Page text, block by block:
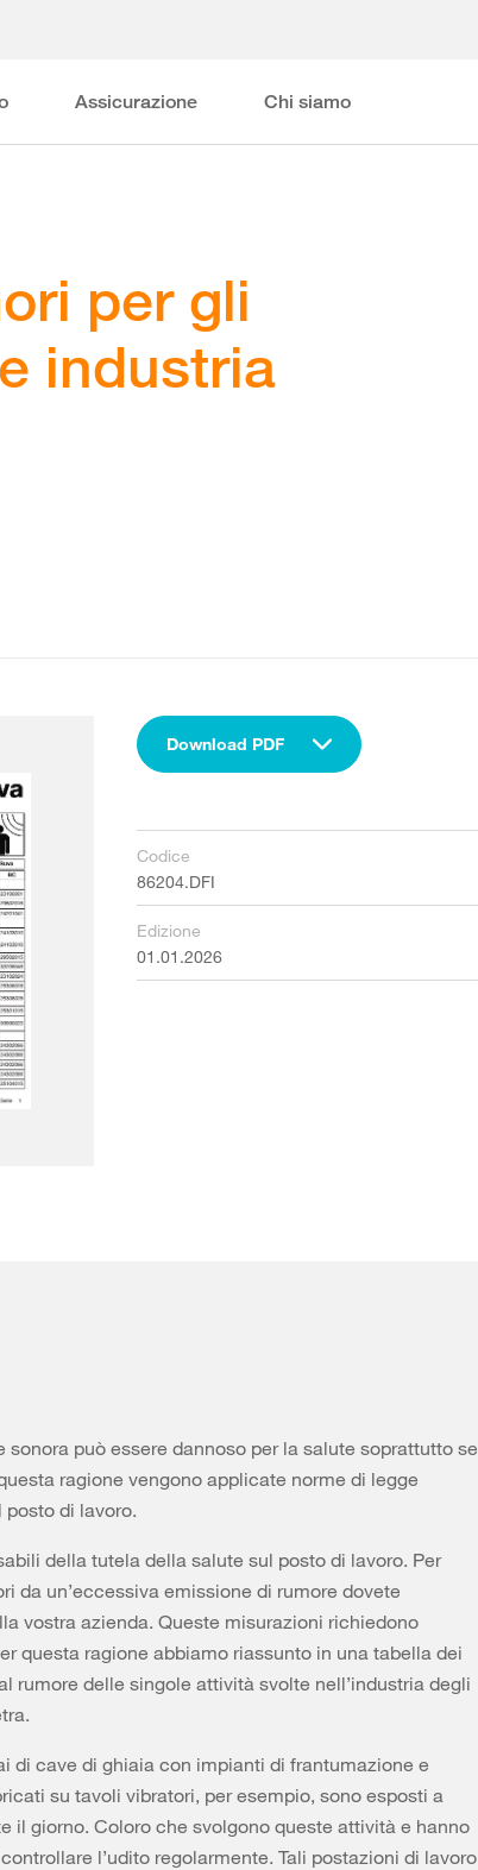
Assicurazione Chi siamo
per gli
industria
Download PDF
Codice
86204.DFI
Edizione
01.01.2026
può essere dannoso per la salute soprattutto se
ragione vengono applicate norme di legge
posto di lavoro.
della tutela della salute sul posto di lavoro. Per
da un’eccessiva emissione di rumore dovete
vostra azienda. Queste misurazioni richiedono
questa ragione abbiamo riassunto in una tabella dei
rumore delle singole attività svolte nell’industria degli
di cave di ghiaia con impianti di frantumazione e
su tavoli vibratori, per esempio, sono esposti a
il giorno. Coloro che svolgono queste attività e hanno
l’udito regolarmente. Tali postazioni di lavoro